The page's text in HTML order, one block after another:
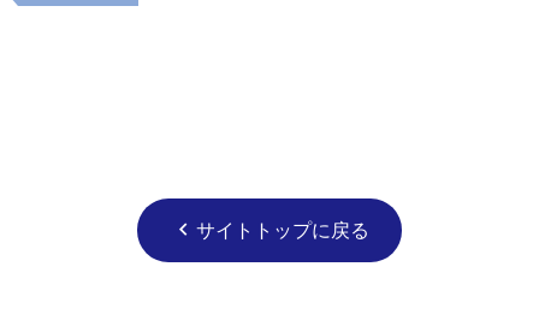
chevron_left サイトトップに戻る